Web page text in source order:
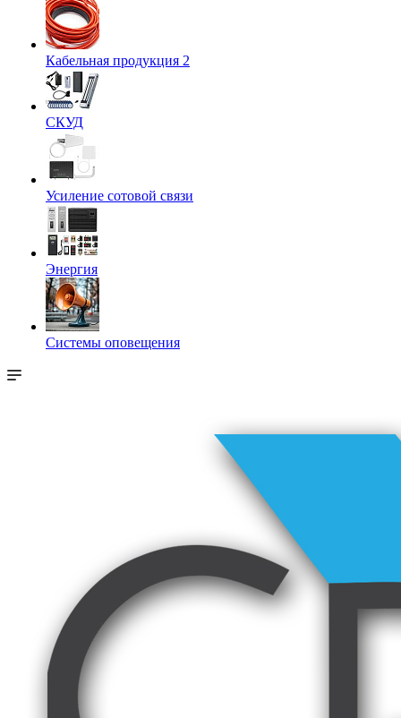
Кабельная продукция 2
СКУД
Усиление сотовой связи
Энергия
Системы оповещения